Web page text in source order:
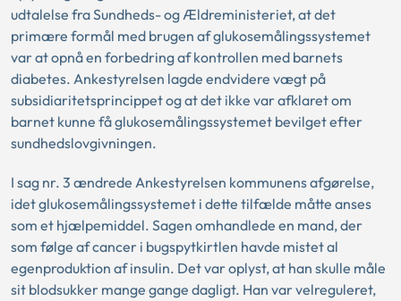
udtalelse fra Sundheds- og Ældreministeriet, at det
primære formål med brugen af glukosemålingssystemet
var at opnå en forbedring af kontrollen med barnets
diabetes. Ankestyrelsen lagde endvidere vægt på
subsidiaritetsprincippet og at det ikke var afklaret om
barnet kunne få glukosemålingssystemet bevilget efter
sundhedslovgivningen.
I sag nr. 3 ændrede Ankestyrelsen kommunens afgørelse,
idet glukosemålingssystemet i dette tilfælde måtte anses
som et hjælpemiddel. Sagen omhandlede en mand, der
som følge af cancer i bugspytkirtlen havde mistet al
egenproduktion af insulin. Det var oplyst, at han skulle måle
sit blodsukker mange gange dagligt. Han var velreguleret,